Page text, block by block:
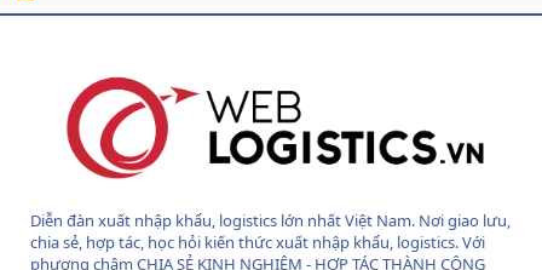
Diễn đàn xuất nhập khẩu, logistics lớn nhất Việt Nam. Nơi giao lưu,
chia sẻ, hợp tác, học hỏi kiến thức xuất nhập khẩu, logistics. Với
phương châm CHIA SẺ KINH NGHIỆM - HỢP TÁC THÀNH CÔNG